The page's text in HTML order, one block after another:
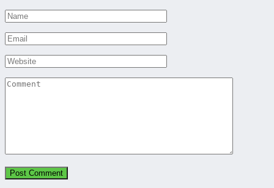
Name
*
Email
*
Website
Comment